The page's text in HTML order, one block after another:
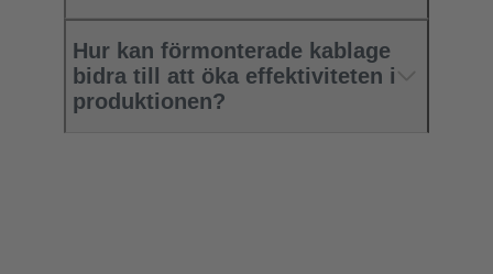
Hur kan förmonterade kablage
bidra till att öka effektiviteten i
produktionen?